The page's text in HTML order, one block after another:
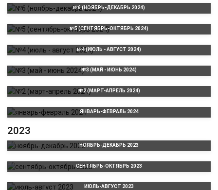
№6 (НОЯБРЬ-ДЕКАБРЬ 2024)
№5 (СЕНТЯБРЬ-ОКТЯБРЬ 2024)
№4 (ИЮЛЬ - АВГУСТ 2024)
№3 (МАЙ - ИЮНЬ 2024)
№2 (МАРТ-АПРЕЛЬ 2024)
ЯНВАРЬ-ФЕВРАЛЬ 2024
2023
НОЯБРЬ-ДЕКАБРЬ 2023
СЕНТЯБРЬ-ОКТЯБРЬ 2023
ИЮЛЬ-АВГУСТ 2023